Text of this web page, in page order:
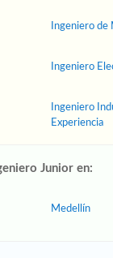
Ingeniero de
Ingeniero
Ingeniero
Experiencia
Junior en:
Medellín